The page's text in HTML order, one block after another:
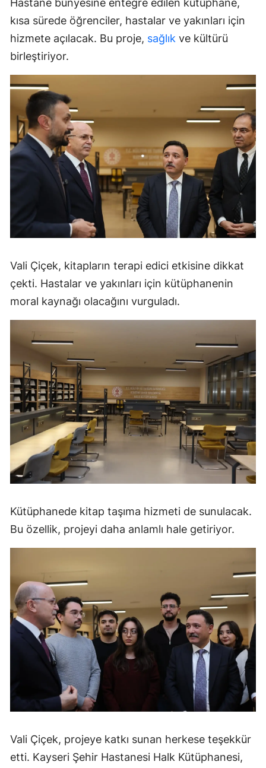
kısa sürede öğrenciler, hastalar ve yakınları için
hizmete açılacak. Bu proje, sağlık ve kültürü
birleştiriyor.
Vali Çiçek, kitapların terapi edici etkisine dikkat
çekti. Hastalar ve yakınları için kütüphanenin
moral kaynağı olacağını vurguladı.
Kütüphanede kitap taşıma hizmeti de sunulacak.
Bu özellik, projeyi daha anlamlı hale getiriyor.
Vali Çiçek, projeye katkı sunan herkese teşekkür
etti. Kayseri Şehir Hastanesi Halk Kütüphanesi,